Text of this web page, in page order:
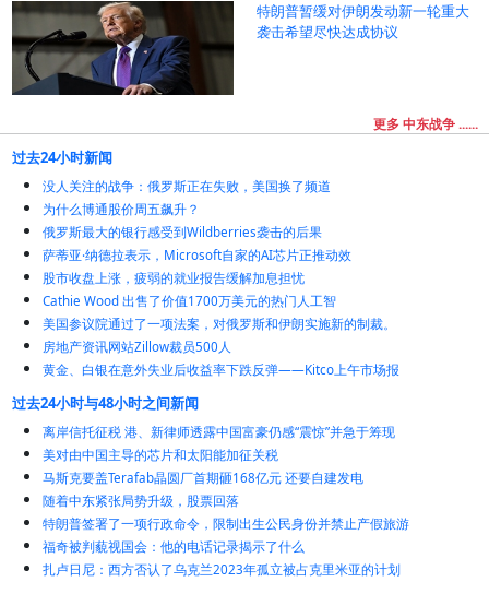
特朗普暂缓对伊朗发动新一轮重大
袭击希望尽快达成协议
更多 中东战争 ......
过去24小时新闻
没人关注的战争：俄罗斯正在失败，美国换了频道
为什么博通股价周五飙升？
俄罗斯最大的银行感受到Wildberries袭击的后果
萨蒂亚·纳德拉表示，Microsoft自家的AI芯片正推动效
股市收盘上涨，疲弱的就业报告缓解加息担忧
Cathie Wood 出售了价值1700万美元的热门人工智
美国参议院通过了一项法案，对俄罗斯和伊朗实施新的制裁。
房地产资讯网站Zillow裁员500人
黄金、白银在意外失业后收益率下跌反弹——Kitco上午市场报
过去24小时与48小时之间新闻
离岸信托征税 港、新律师透露中国富豪仍感“震惊”并急于筹现
美对由中国主导的芯片和太阳能加征关税
马斯克要盖Terafab晶圆厂首期砸168亿元 还要自建发电
随着中东紧张局势升级，股票回落
特朗普签署了一项行政命令，限制出生公民身份并禁止产假旅游
福奇被判藐视国会：他的电话记录揭示了什么
扎卢日尼：西方否认了乌克兰2023年孤立被占克里米亚的计划